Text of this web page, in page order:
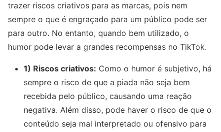
trazer riscos criativos para as marcas, pois nem
sempre o que é engraçado para um público pode ser
para outro. No entanto, quando bem utilizado, o
humor pode levar a grandes recompensas no TikTok.
1) Riscos criativos: Como o humor é subjetivo, há
sempre o risco de que a piada não seja bem
recebida pelo público, causando uma reação
negativa. Além disso, pode haver o risco de que o
conteúdo seja mal interpretado ou ofensivo para